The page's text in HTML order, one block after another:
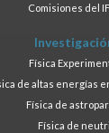
Comisiones del
Física
de altas energías
Física de
Física de